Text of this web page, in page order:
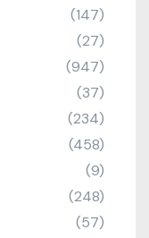
(147)
(27)
(947)
(37)
(234)
(458)
(9)
(248)
(57)